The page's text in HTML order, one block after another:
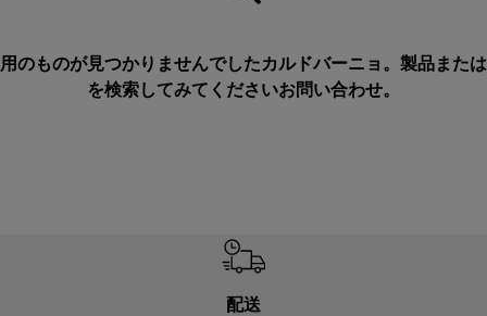
用のものが見つかりませんでしたカルドバーニョ。製品または
を検索してみてくださいお問い合わせ。
配送